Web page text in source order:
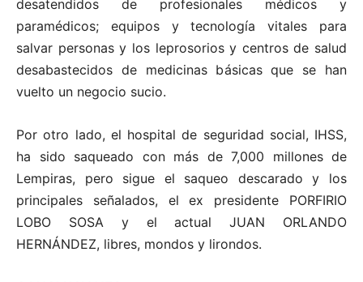
desatendidos de profesionales médicos y
paramédicos; equipos y tecnología vitales para
salvar personas y los leprosorios y centros de salud
desabastecidos de medicinas básicas que se han
vuelto un negocio sucio.
Por otro lado, el hospital de seguridad social, IHSS,
ha sido saqueado con más de 7,000 millones de
Lempiras, pero sigue el saqueo descarado y los
principales señalados, el ex presidente PORFIRIO
LOBO SOSA y el actual JUAN ORLANDO
HERNÁNDEZ, libres, mondos y lirondos.